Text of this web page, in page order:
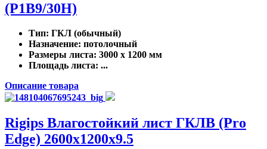
(P1B9/30H)
Тип: ГКЛ (обычный)
Назначение: потолочный
Размеры листа: 3000 x 1200 мм
Площадь листа: ...
Описание товара
Rigips Влагостойкий лист ГКЛВ (Pro
Edge) 2600x1200x9.5